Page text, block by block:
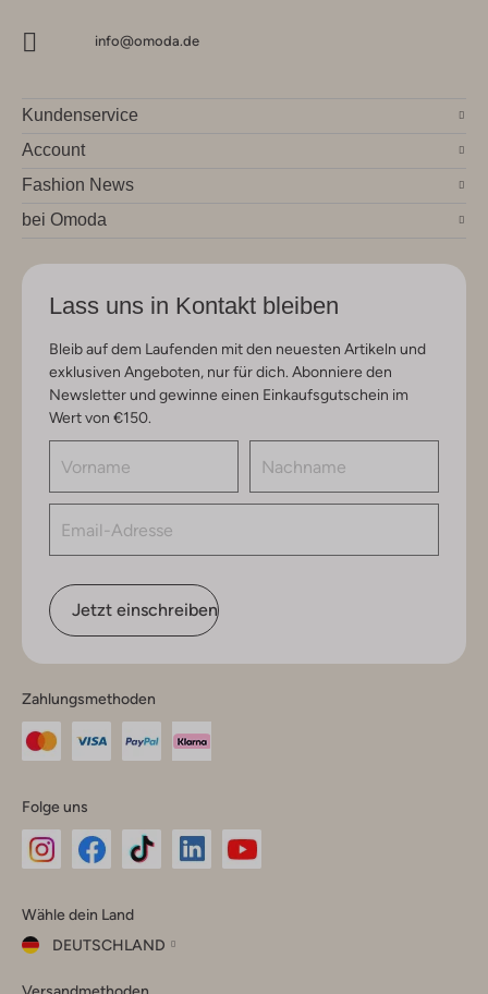
info@omoda.de
Kundenservice
Account
Fashion News
bei Omoda
Lass uns in Kontakt bleiben
Bleib auf dem Laufenden mit den neuesten Artikeln und
exklusiven Angeboten, nur für dich. Abonniere den
Newsletter und gewinne einen Einkaufsgutschein im
Wert von €150.
Jetzt einschreiben
Zahlungsmethoden
Folge uns
Instagram
Facebook
TikTok
Wähle dein Land
DEUTSCHLAND